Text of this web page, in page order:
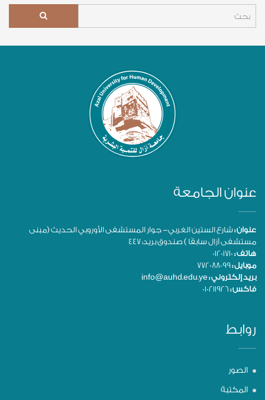
عنوان الجامعة
عنوان :شارع الستين الغربي- جوار المستشفى الأوروبي الحديث (مبنى
مستشفى آزال سابقًا ) صندوق بريد: 447
هاتف :
موبايل :
بريد إلكتروني :
فاكس :
روابط
الصور
المكتبة